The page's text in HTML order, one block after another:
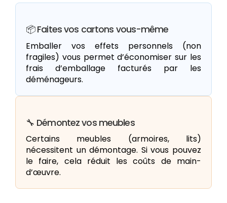
📦 Faites vos cartons vous-même
Emballer vos effets personnels (non
fragiles) vous permet d’économiser sur les
frais d’emballage facturés par les
déménageurs.
🔧 Démontez vos meubles
Certains meubles (armoires, lits)
nécessitent un démontage. Si vous pouvez
le faire, cela réduit les coûts de main-
d’œuvre.